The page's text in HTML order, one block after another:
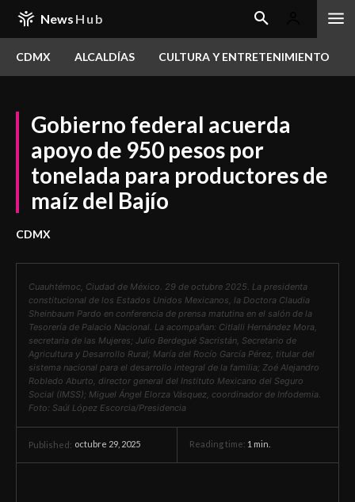
News Hub
CDMX ALCALDÍAS CULTURA Y ENTRETENIMIENTO
Gobierno federal acuerda
apoyo de 950 pesos por
tonelada para productores de
maíz del Bajío
CDMX
Cuauhtémoc, Ciudad de México. 29 de octubre 2025. La presidenta
constitucional de los Estados Unidos Mexicanos, la Doctora Claudia
Sheinbaum Pardo en conferencia de prensa matutina en el salón de la
Tesorería de Palacio Nacional. La acompañan: Citlalli Hernández Mora,
secretaria de las Mujeres; Julio Berdegué Sacristán, Secretario de
Agricultura y Desarrollo Rural; María del Rocío García Pérez, titular del
sistema nacional para el desarrollo integral de la familia; Zoé Alejandro
Robledo Aburto, director general del Instituto Mexicano del Seguro
Social (IMSS); Miguel Ángel Elorza Vásquez, coordinador de Infodemia.
Foto: Saúl López Escorcia/Presidencia
Published: octubre 29, 2025 Reading time: 1 min.